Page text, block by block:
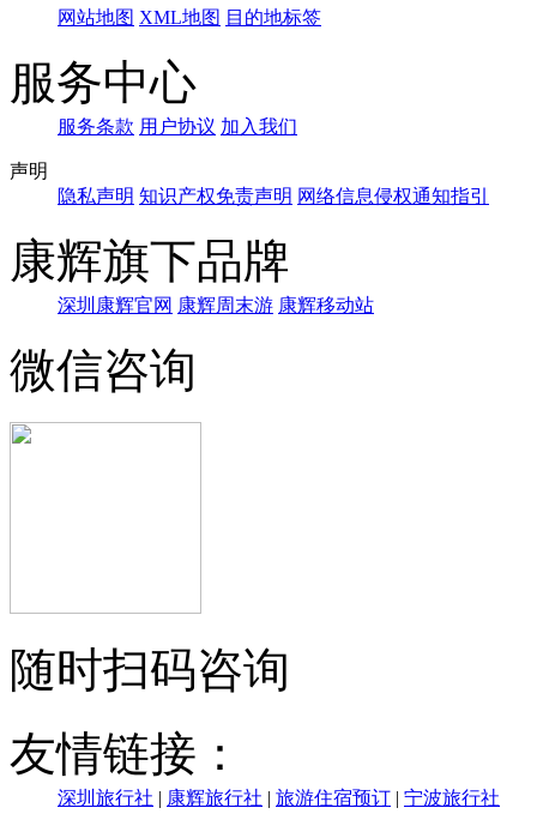
网站地图 XML地图 目的地标签
服务中心
服务条款 用户协议 加入我们
声明
隐私声明 知识产权免责声明 网络信息侵权通知指引
康辉旗下品牌
深圳康辉官网 康辉周末游 康辉移动站
微信咨询
随时扫码咨询
友情链接：
深圳旅行社 | 康辉旅行社 | 旅游住宿预订 | 宁波旅行社